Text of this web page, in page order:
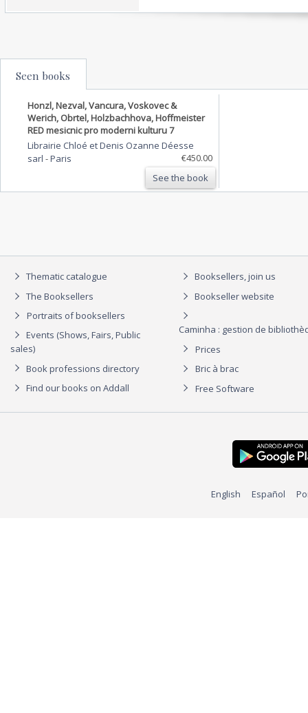
Seen books
Honzl, Nezval, Vancura, Voskovec &
Werich, Obrtel, Holzbachhova, Hoffmeister
RED mesicnic pro moderni kulturu 7
Librairie Chloé et Denis Ozanne Déesse
sarl -Paris
€450.00
See the book
Thematic catalogue
The Booksellers
Portraits of booksellers
Events (Shows, Fairs, Public
sales)
Book professions directory
Find our books on Addall
Booksellers, join us
Bookseller website
Caminha : gestion de
Prices
Bric à brac
Free Software
English Español